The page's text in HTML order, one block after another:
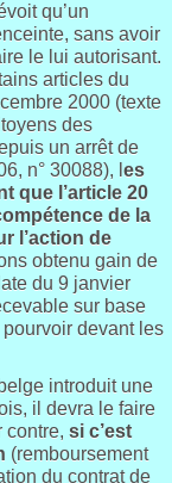
qu’un
sans avoir
le lui autorisant.
articles du
2000 (texte
des
un arrêt de
n° 30088), les
que l’article 20
de la
l’action de
obtenu gain de
du 9 janvier
sur base
devant les
introduit une
il devra le faire
contre,si c’est
(remboursement
du contrat de